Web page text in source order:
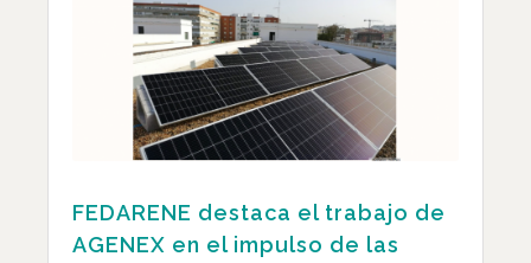
FEDARENE destaca el trabajo de
AGENEX en el impulso de las